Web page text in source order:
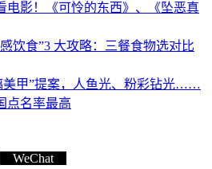
电影！《可怜的东西》、《坠恶真
饮食”3 大攻略：三餐食物选对比
美甲”提案，人鱼光、粉彩钻光……
点名率最高
WeChat